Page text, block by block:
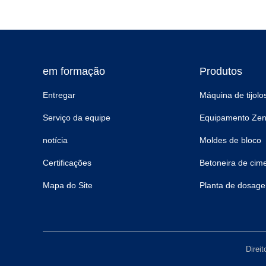
em formação
Entregar
Serviço da equipe
notícia
Certificações
Mapa do Site
Produtos
Máquina de
Equipamento
Moldes de bloco
Betoneira de
Planta de